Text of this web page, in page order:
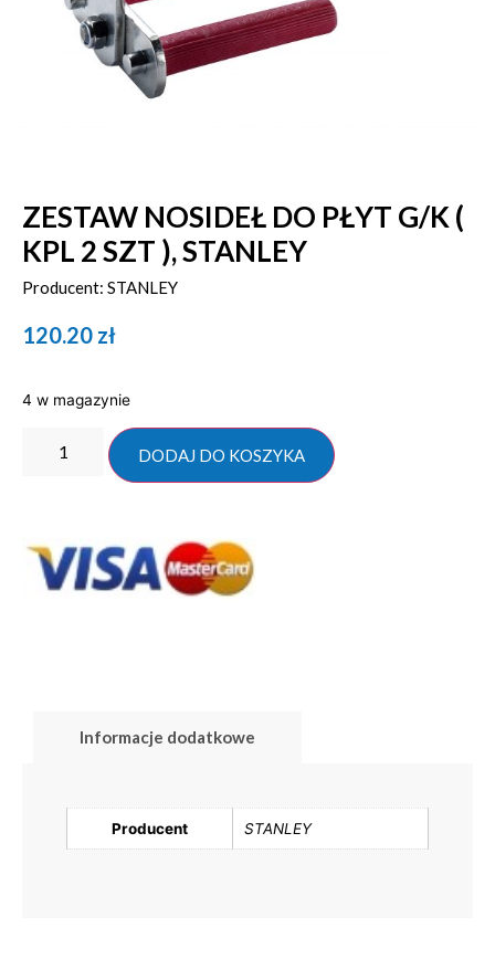
ZESTAW NOSIDEŁ DO PŁYT G/K (
KPL 2 SZT ), STANLEY
Producent: STANLEY
120.20 zł
4 w magazynie
DODAJ DO KOSZYKA
Informacje dodatkowe
Producent STANLEY